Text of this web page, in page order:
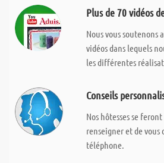
Plus de 70 vidéos
Nous vous soutenons
vidéos dans lequels
les différentes
Conseils
Nos hôtesses se
renseigner et de
téléphone.